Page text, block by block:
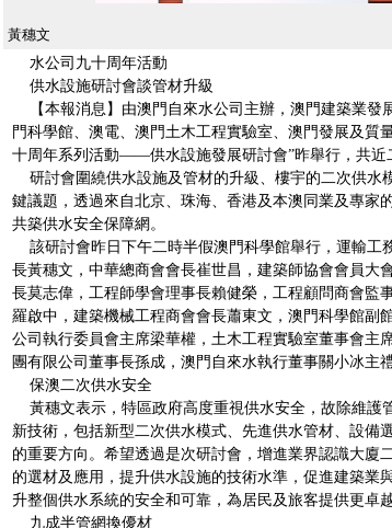
黃穗文
水公司九十周年活動
供水設施研討會談管材升級
【本報消息】由澳門自來水公司主辦，澳門建築業發
門科學館、澳電、澳門土木工程實驗室、澳門發展及質
十周年系列活動——供水設施發展研討會”昨舉行，共近
研討會圍繞供水設施及管材的升級、樓宇的二次供水
鍵議題，透過來自北京、珠海、香港及本澳同業及專家
共築供水安全保障網。
該研討會昨日下午二時半假澳門科學館舉行，運輸工
長黃穗文，中華總商會會長崔世昌，建築師協會會員大
長莫志偉，工程師學會理事長賴健榮，工程顧問商會監
羅啟中，建築機械工程商會會長蕭東文，澳門科學館副
公司執行委員會主席梁華權，土木工程實驗室董事會主
團有限公司董事長孫成，澳門自來水執行董事關小冰主
保澳二次供水安全
黃穗文表示，特區政府高度重視供水安全，故除維護
新技術，包括新型二次供水模式、先進供水管材、設備
的重要方向。希望透過是次研討會，增進業界認識大廈
的選材及應用，提升供水設施的技術水準，促進建築業
升整個供水系統的安全和可靠，為居民及旅客提供更卓
九成半管網換優材